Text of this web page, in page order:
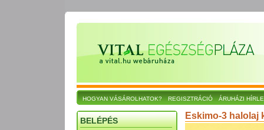
HOGYAN VÁSÁROLHATOK? REGISZTRÁCIÓ ÁRUHÁZI
BELÉPÉS Eskimo-3 halolaj